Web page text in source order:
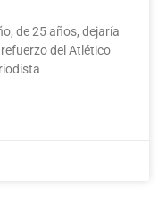
de 25 años, dejaría
del Atlético